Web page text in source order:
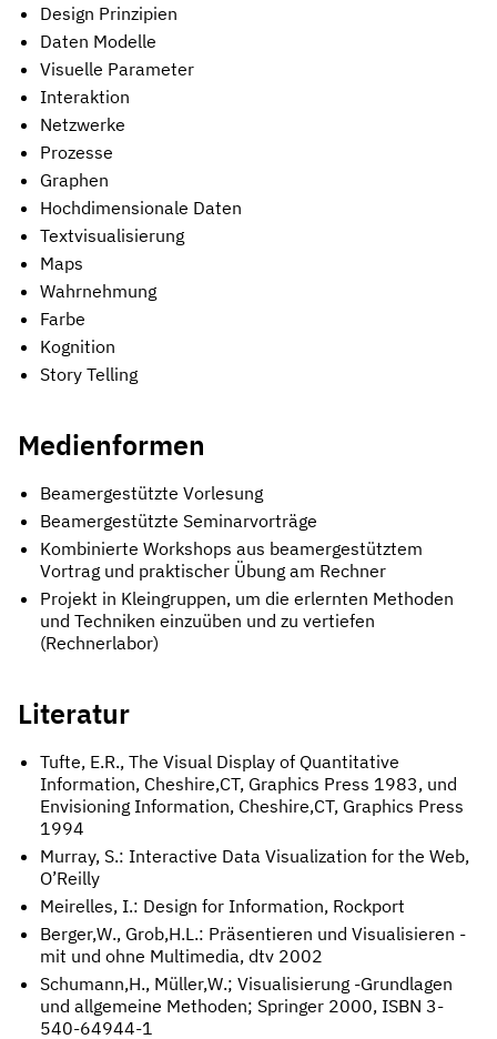
Design Prinzipien
Daten Modelle
Visuelle Parameter
Interaktion
Netzwerke
Prozesse
Graphen
Hochdimensionale Daten
Textvisualisierung
Maps
Wahrnehmung
Farbe
Kognition
Story Telling
Medienformen
Beamergestützte Vorlesung
Beamergestützte Seminarvorträge
Kombinierte Workshops aus beamergestütztem
Vortrag und praktischer Übung am Rechner
Projekt in Kleingruppen, um die erlernten Methoden
und Techniken einzuüben und zu vertiefen
(Rechnerlabor)
Literatur
Tufte, E.R., The Visual Display of Quantitative
Information, Cheshire,CT, Graphics Press 1983, und
Envisioning Information, Cheshire,CT, Graphics Press
1994
Murray, S.: Interactive Data Visualization for the Web,
O’Reilly
Meirelles, I.: Design for Information, Rockport
Berger,W., Grob,H.L.: Präsentieren und Visualisieren -
mit und ohne Multimedia, dtv 2002
Schumann,H., Müller,W.; Visualisierung -Grundlagen
und allgemeine Methoden; Springer 2000, ISBN 3-
540-64944-1